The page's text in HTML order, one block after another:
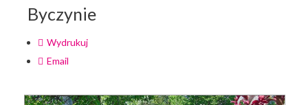
Byczynie
Wydrukuj
Email